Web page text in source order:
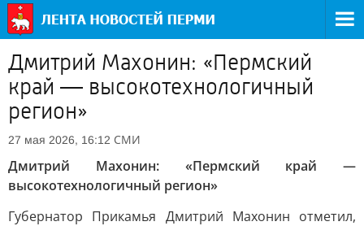
Дмитрий Махонин: «Пермский
край — высокотехнологичный
регион»
27 мая 2026, 16:12 СМИ
Дмитрий Махонин: «Пермский край —
высокотехнологичный регион»
Губернатор Прикамья Дмитрий Махонин отметил,